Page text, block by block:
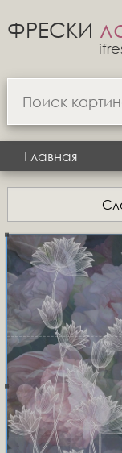
ФРЕСКИ
Главная